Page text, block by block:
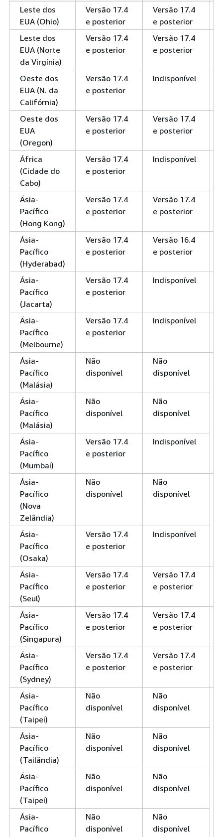
Leste dos
EUA (Ohio)
Versão 17.4
e posterior
Versão 17.4
e posterior
Leste dos
EUA (Norte
da Virgínia)
Versão 17.4
e posterior
Versão 17.4
e posterior
Oeste dos
EUA (N. da
Califórnia)
Versão 17.4
e posterior
Indisponível
Oeste dos
EUA
(Oregon)
Versão 17.4
e posterior
Versão 17.4
e posterior
África
(Cidade do
Cabo)
Versão 17.4
e posterior
Indisponível
Ásia-
Pacífico
(Hong Kong)
Versão 17.4
e posterior
Versão 17.4
e posterior
Ásia-
Pacífico
(Hyderabad)
Versão 17.4
e posterior
Versão 16.4
e posterior
Ásia-
Pacífico
(Jacarta)
Versão 17.4
e posterior
Indisponível
Ásia-
Pacífico
(Melbourne)
Versão 17.4
e posterior
Indisponível
Ásia-
Pacífico
(Malásia)
Não
disponível
Não
disponível
Ásia-
Pacífico
(Malásia)
Não
disponível
Não
disponível
Ásia-
Pacífico
(Mumbai)
Versão 17.4
e posterior
Indisponível
Ásia-
Pacífico
(Nova
Zelândia)
Não
disponível
Não
disponível
Ásia-
Pacífico
(Osaka)
Versão 17.4
e posterior
Indisponível
Ásia-
Pacífico
(Seul)
Versão 17.4
e posterior
Versão 17.4
e posterior
Ásia-
Pacífico
(Singapura)
Versão 17.4
e posterior
Versão 17.4
e posterior
Ásia-
Pacífico
(Sydney)
Versão 17.4
e posterior
Versão 17.4
e posterior
Ásia-
Pacífico
(Taipei)
Não
disponível
Não
disponível
Ásia-
Pacífico
(Tailândia)
Não
disponível
Não
disponível
Ásia-
Pacífico
(Taipei)
Não
disponível
Não
disponível
Ásia-
Pacífico
Não
disponível
Não
disponível